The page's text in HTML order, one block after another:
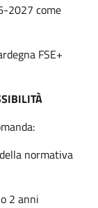
2027 come
FSE+
normativa
2 anni